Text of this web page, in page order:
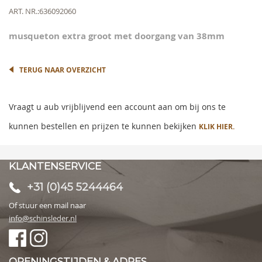
Meer
ART. NR.636092060
musqueton extra groot met doorgang van 38mm
gallery
TERUG NAAR OVERZICHT
Vraagt u aub vrijblijvend een account aan om bij ons te
kunnen bestellen en prijzen te kunnen bekijken KLIK HIER.
KLANTENSERVICE
+31 (0)45 5244464
Of stuur een mail naar
info@schinsleder.nl